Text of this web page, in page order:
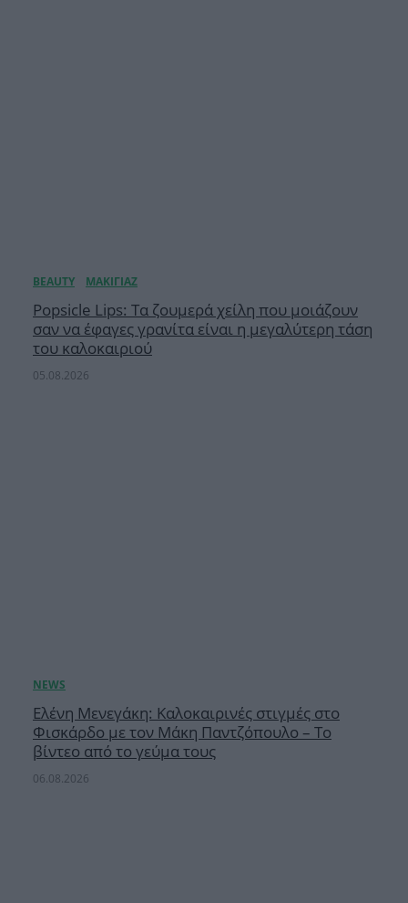
Popsicle Lips: Τα ζουμερά χείλη που μοιάζουν
σαν να έφαγες γρανίτα είναι η μεγαλύτερη τάση
του καλοκαιριού
05.08.2026
Ελένη Μενεγάκη: Καλοκαιρινές στιγμές στο
Φισκάρδο με τον Μάκη Παντζόπουλο – Το
βίντεο από το γεύμα τους
06.08.2026